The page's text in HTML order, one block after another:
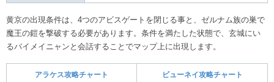
黄京の出現条件は、4つのアビスゲートを閉じる事と、ゼルナム族の巣で
魔王の鎧を撃破する必要があります。条件を満たした状態で、玄城にい
るバイメイニャンと会話することでマップ上に出現します。
アラケス攻略チャート ビューネイ攻略チャート